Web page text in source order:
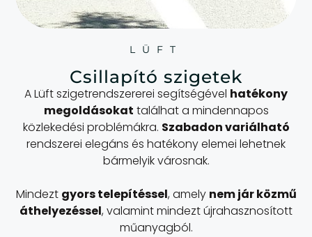
LÜFT
Csillapító szigetek
A Lüft szigetrendszererei segítségével hatékony
megoldásokat találhat a mindennapos
közlekedési problémákra. Szabadon variálható
rendszerei elegáns és hatékony elemei lehetnek
bármelyik városnak.
Mindezt gyors telepítéssel, amely nem jár közmű
áthelyezéssel, valamint mindezt újrahasznosított
műanyagból.